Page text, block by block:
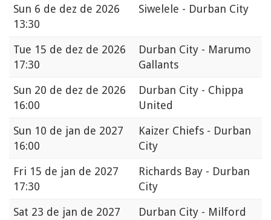
Sun 6 de dez de 2026
13:30
Siwelele - Durban City
Tue 15 de dez de 2026
17:30
Durban City - Marumo
Gallants
Sun 20 de dez de 2026
16:00
Durban City - Chippa
United
Sun 10 de jan de 2027
16:00
Kaizer Chiefs - Durban
City
Fri 15 de jan de 2027
17:30
Richards Bay - Durban
City
Sat 23 de jan de 2027
Durban City - Milford